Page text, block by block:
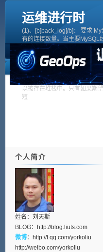
运维进行时
(1)、[b]back_log[/b]： 要求
有的连接数量。当主要MySQL
个很短时间内得到非常多的连
这就起作用，然后主线程花些时
很短)检查连接并且启动一个新
back_log值指出在MySQL暂时
答新请求之前的短时间内多少个
以被存在堆栈中。只有如果期
短
个人简介
姓名：刘天斯
BLOG： http://blog.liuts.com
微博： http://t.qq.com/yorkoliu
http://weibo.com/yorkoliu